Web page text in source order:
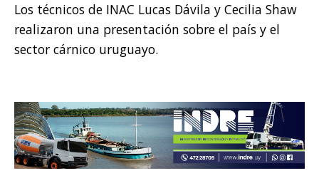
Los técnicos de INAC Lucas Dávila y Cecilia Shaw
realizaron una presentación sobre el país y el
sector cárnico uruguayo.